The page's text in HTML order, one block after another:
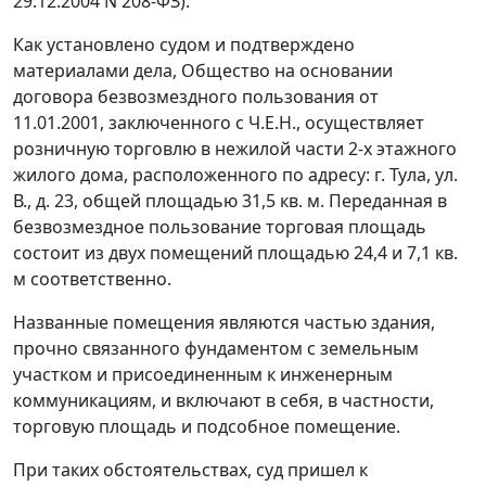
Как установлено судом и подтверждено
материалами дела, Общество на основании
договора безвозмездного пользования от
11.01.2001, заключенного с Ч.Е.Н., осуществляет
розничную торговлю в нежилой части 2-х этажного
жилого дома, расположенного по адресу: г. Тула, ул.
В., д. 23, общей площадью 31,5 кв. м. Переданная в
безвозмездное пользование торговая площадь
состоит из двух помещений площадью 24,4 и 7,1 кв.
м соответственно.
Названные помещения являются частью здания,
прочно связанного фундаментом с земельным
участком и присоединенным к инженерным
коммуникациям, и включают в себя, в частности,
торговую площадь и подсобное помещение.
При таких обстоятельствах, суд пришел к